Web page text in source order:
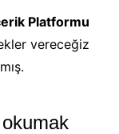
Platformu
vereceğiz
okumak